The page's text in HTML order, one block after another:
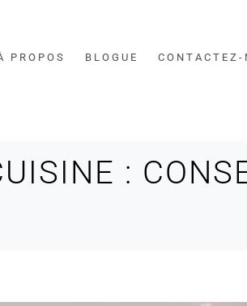
PROPOS BLOGUE CONTACTEZ-
: